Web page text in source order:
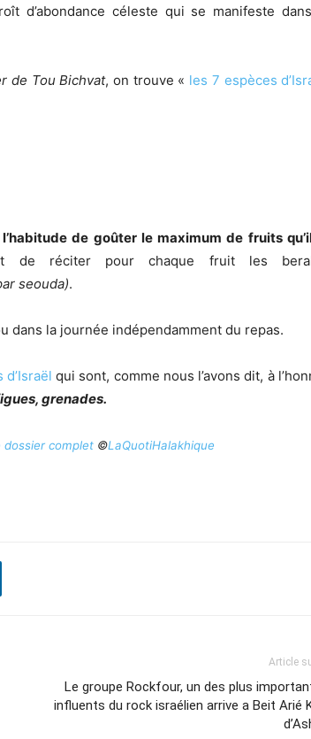
d’abondance céleste qui se manifeste
de Tou Bichvat, on trouve « les 7 espèces
de goûter le maximum de fruits
de réciter pour chaque fruit les
seouda).
dans la journée indépendamment du repas.
qui sont, comme nous l’avons dit, à
grenades.
dossier complet ©LaQuotiHalakhique
Article
Le groupe Rockfour, un des plus
influents du rock israélien arrive a Beit Arié